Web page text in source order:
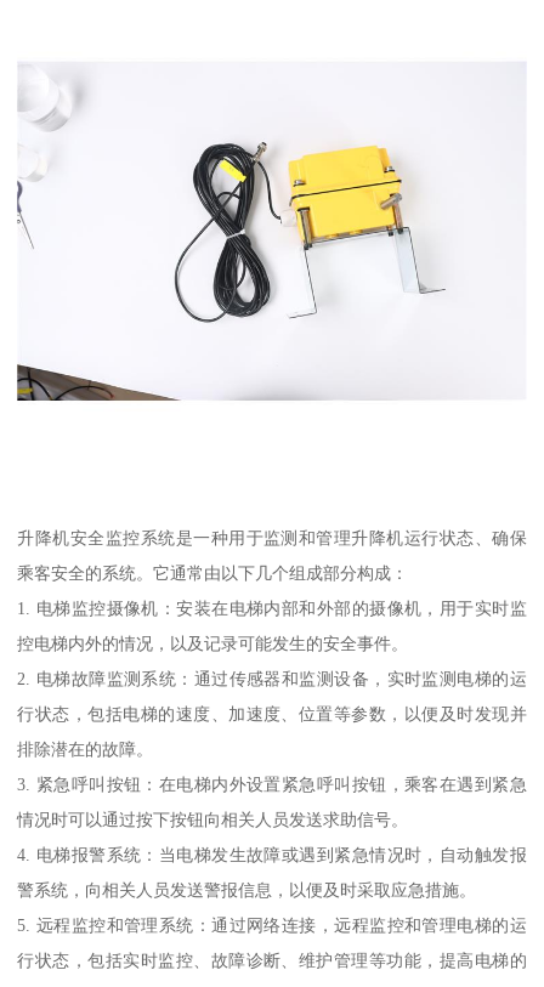
升降机安全监控系统是一种用于监测和管理升降机运行状态、确保
乘客安全的系统。它通常由以下几个组成部分构成：
1. 电梯监控摄像机：安装在电梯内部和外部的摄像机，用于实时监
控电梯内外的情况，以及记录可能发生的安全事件。
2. 电梯故障监测系统：通过传感器和监测设备，实时监测电梯的运
行状态，包括电梯的速度、加速度、位置等参数，以便及时发现并
排除潜在的故障。
3. 紧急呼叫按钮：在电梯内外设置紧急呼叫按钮，乘客在遇到紧急
情况时可以通过按下按钮向相关人员发送求助信号。
4. 电梯报警系统：当电梯发生故障或遇到紧急情况时，自动触发报
警系统，向相关人员发送警报信息，以便及时采取应急措施。
5. 远程监控和管理系统：通过网络连接，远程监控和管理电梯的运
行状态，包括实时监控、故障诊断、维护管理等功能，提高电梯的